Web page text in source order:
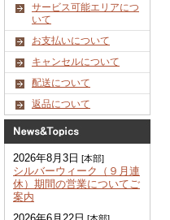
サービス可能エリアにつ
いて
お支払いについて
キャンセルについて
配送について
返品について
2026年8月3日 [本部]
シルバーウィーク（９月連
休）期間の営業についてご
案内